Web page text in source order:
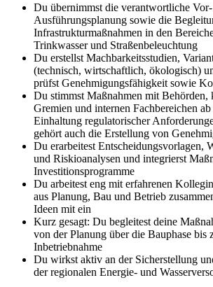
Du übernimmst die verantwortliche
Ausführungsplanung sowie die
Infrastrukturmaßnahmen in den
Trinkwasser und Straßenbeleuchtung
Du erstellst Machbarkeitsstudien,
(technisch, wirtschaftlich, ökologisch)
prüfst Genehmigungsfähigkeit sowie
Du stimmst Maßnahmen mit Behörden,
Gremien und internen Fachbereichen
Einhaltung regulatorischer
gehört auch die Erstellung von
Du erarbeitest Entscheidungsvorlagen,
und Riskioanalysen und integrierst
Investitionsprogramme
Du arbeitest eng mit erfahrenen
aus Planung, Bau und Betrieb
Ideen mit ein
Kurz gesagt: Du begleitest deine
von der Planung über die Bauphase bis
Inbetriebnahme
Du wirkst aktiv an der Sicherstellung
der regionalen Energie- und